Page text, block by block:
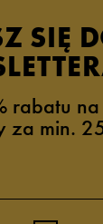
SIĘ
rabatu
za min.